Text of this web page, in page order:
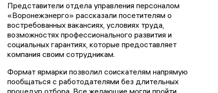
Представители отдела управления персоналом
«Воронежэнерго» рассказали посетителям о
востребованных вакансиях, условиях труда,
возможностях профессионального развития и
социальных гарантиях, которые предоставляет
компания своим сотрудникам.
Формат ярмарки позволил соискателям напрямую
пообщаться с работодателями без длительных
процедур отбора. Все желающие могли пройти